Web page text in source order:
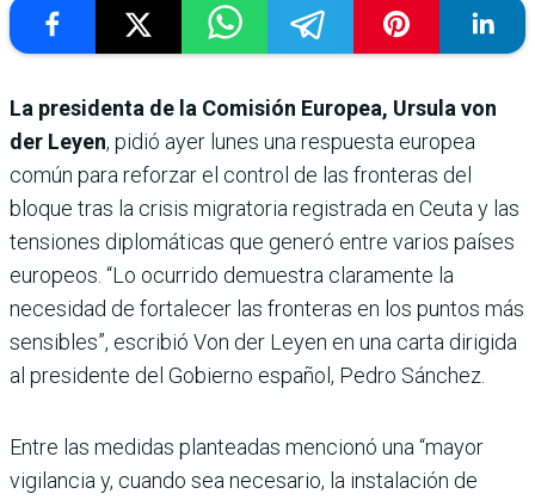
La presidenta de la Comisión Europea, Ursula von
der Leyen, pidió ayer lunes una respuesta europea
común para reforzar el control de las fronteras del
bloque tras la crisis migratoria registrada en Ceuta y las
tensiones diplomáticas que generó entre varios países
europeos. “Lo ocurrido demuestra claramente la
necesidad de fortalecer las fronteras en los puntos más
sensibles”, escribió Von der Leyen en una carta dirigida
al presidente del Gobierno español, Pedro Sánchez.
Entre las medidas planteadas mencionó una “mayor
vigilancia y, cuando sea necesario, la instalación de